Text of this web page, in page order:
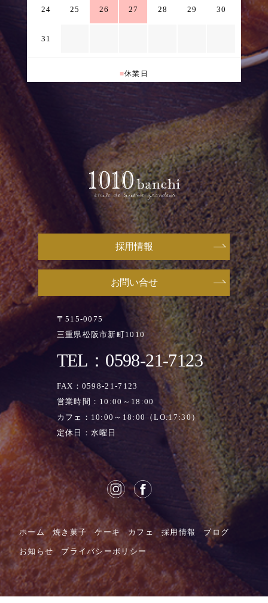
24 25 26 27 28 29 30
31
■休業日
〒515-0075
三重県松阪市新町1010
TEL：0598-21-7123
FAX：0598-21-7123
営業時間：10:00～18:00
カフェ：10:00～18:00（LO.17:30）
定休日：水曜日
お問い合せ
採用情報
ホーム 焼き菓子 ケーキ カフェ 採用情報 ブログ
お知らせ プライバシーポリシー